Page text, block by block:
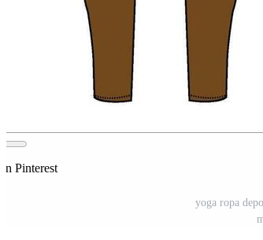
Pinterest
yoga ropa